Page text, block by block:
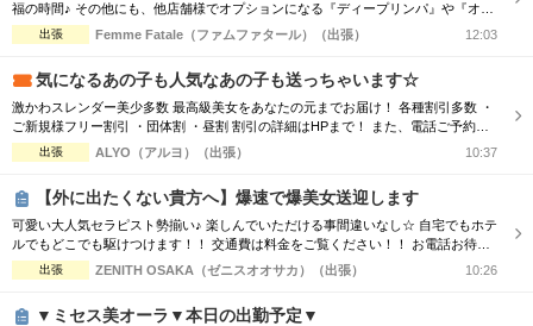
福の時間♪ その他にも、他店舗様でオプションになる『ディープリンパ』や『オイ
ル増量』などメンズエステでは必須とも言えるサービスも当店では基本コースに含
まれております。 その為、「コース料金に+αで支払わなければお楽しみいただけ
をお過ごしください...
出張 Femme Fatale（ファムファタール）（出張） 12:03
気になるあの子も人気なあの子も送っちゃいます☆
激かわスレンダー美少多数 最高級美女をあなたの元までお届け！ 各種割引多数 ・
ご新規様フリー割引 ・団体割 ・昼割 割引の詳細はHPまで！ また、電話ご予約を
優先させて頂きますので、 ご予約の際はお電話をオススメ致します！ ご了承下さ
いませ☆
出張 ALYO（アルヨ）（出張） 10:37
【外に出たくない貴方へ】爆速で爆美女送迎します
可愛い大人気セラピスト勢揃い♪ 楽しんでいただける事間違いなし☆ 自宅でもホテ
ルでもどこでも駆けつけます！！ 交通費は料金をご覧ください！！ お電話お待ち
しております(^^♪ TEL070-5654-8310 営業時間;10:00-翌5:00 場所;日本橋、谷九付
近
出張 ZENITH OSAKA（ゼニスオオサカ）（出張） 10:26
▼ミセス美オーラ▼本日の出勤予定▼